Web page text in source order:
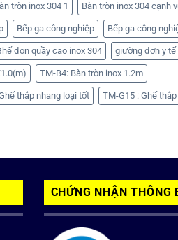
tròn inox 304 1 Bàn tròn inox 304 cạnh
Bếp ga công nghiệp Bếp ga công
đon quầy cao inox 304 giường đơn y
TM-B4: Bàn tròn inox 1.2m
thắp nhang loại tốt TM-G15 : Ghế
CHỨNG NHẬN THÔNG